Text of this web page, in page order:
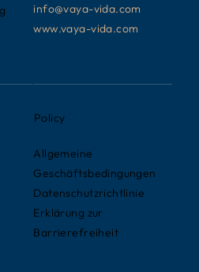
info@vaya-vida.com
www.vaya-vida.com
Policy
Allgemeine
Geschäftsbedingungen
Datenschutzrichtlinie
Erklärung zur
Barrierefreiheit